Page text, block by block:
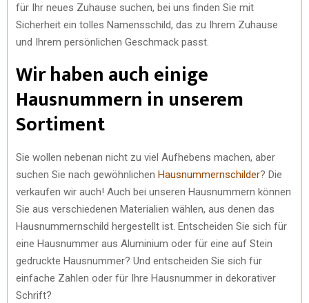
für Ihr neues Zuhause suchen, bei uns finden Sie mit
Sicherheit ein tolles Namensschild, das zu Ihrem Zuhause
und Ihrem persönlichen Geschmack passt.
Wir haben auch einige
Hausnummern in unserem
Sortiment
Sie wollen nebenan nicht zu viel Aufhebens machen, aber
suchen Sie nach gewöhnlichen Hausnummernschilder? Die
verkaufen wir auch! Auch bei unseren Hausnummern können
Sie aus verschiedenen Materialien wählen, aus denen das
Hausnummernschild hergestellt ist. Entscheiden Sie sich für
eine Hausnummer aus Aluminium oder für eine auf Stein
gedruckte Hausnummer? Und entscheiden Sie sich für
einfache Zahlen oder für Ihre Hausnummer in dekorativer
Schrift?